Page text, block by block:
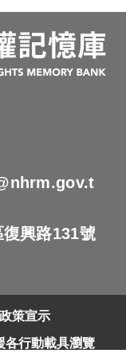
興路131號
策宣示
各行動載具瀏覽